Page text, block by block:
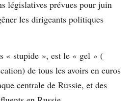
législatives prévues pour juin
les dirigeants politiques
« stupide », est le « gel » (
de tous les avoirs en euros
centrale de Russie, et des